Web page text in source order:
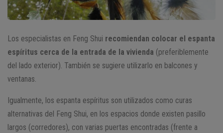
Los especialistas en Feng Shui recomiendan colocar el espanta
espíritus cerca de la entrada de la vivienda (preferiblemente
del lado exterior). También se sugiere utilizarlo en balcones y
ventanas.
Igualmente, los espanta espíritus son utilizados como curas
alternativas del Feng Shui, en los espacios donde existen pasillo
largos (corredores), con varias puertas encontradas (frente a